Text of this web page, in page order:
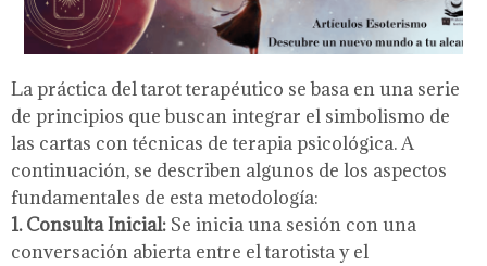
La práctica del tarot terapéutico se basa en una serie
de principios que buscan integrar el simbolismo de
las cartas con técnicas de terapia psicológica. A
continuación, se describen algunos de los aspectos
fundamentales de esta metodología:
1. Consulta Inicial: Se inicia una sesión con una
conversación abierta entre el tarotista y el